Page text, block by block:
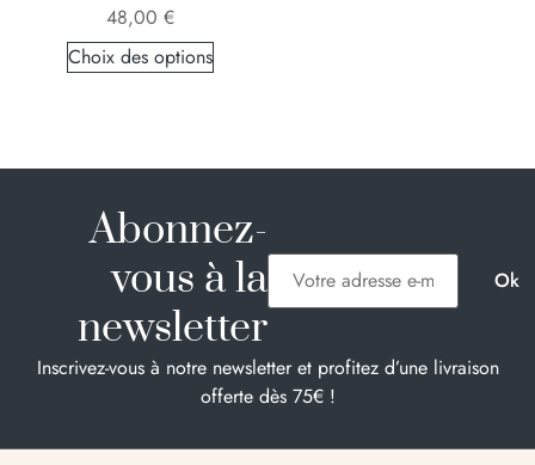
48,00 €
Choix des options
Abonnez-
vous à la
newsletter
Inscrivez-vous à notre newsletter et profitez d’une livraison
offerte dès 75€ !